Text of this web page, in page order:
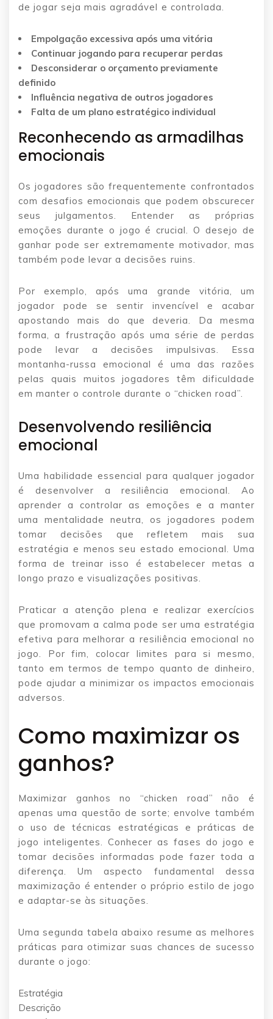
de jogar seja mais agradável e controlada.
Empolgação excessiva após uma vitória
Continuar jogando para recuperar perdas
Desconsiderar o orçamento previamente
definido
Influência negativa de outros jogadores
Falta de um plano estratégico individual
Reconhecendo as armadilhas
emocionais
Os jogadores são frequentemente confrontados
com desafios emocionais que podem obscurecer
seus julgamentos. Entender as próprias
emoções durante o jogo é crucial. O desejo de
ganhar pode ser extremamente motivador, mas
também pode levar a decisões ruins.
Por exemplo, após uma grande vitória, um
jogador pode se sentir invencível e acabar
apostando mais do que deveria. Da mesma
forma, a frustração após uma série de perdas
pode levar a decisões impulsivas. Essa
montanha-russa emocional é uma das razões
pelas quais muitos jogadores têm dificuldade
em manter o controle durante o “chicken road”.
Desenvolvendo resiliência
emocional
Uma habilidade essencial para qualquer jogador
é desenvolver a resiliência emocional. Ao
aprender a controlar as emoções e a manter
uma mentalidade neutra, os jogadores podem
tomar decisões que refletem mais sua
estratégia e menos seu estado emocional. Uma
forma de treinar isso é estabelecer metas a
longo prazo e visualizações positivas.
Praticar a atenção plena e realizar exercícios
que promovam a calma pode ser uma estratégia
efetiva para melhorar a resiliência emocional no
jogo. Por fim, colocar limites para si mesmo,
tanto em termos de tempo quanto de dinheiro,
pode ajudar a minimizar os impactos emocionais
adversos.
Como maximizar os
ganhos?
Maximizar ganhos no “chicken road” não é
apenas uma questão de sorte; envolve também
o uso de técnicas estratégicas e práticas de
jogo inteligentes. Conhecer as fases do jogo e
tomar decisões informadas pode fazer toda a
diferença. Um aspecto fundamental dessa
maximização é entender o próprio estilo de jogo
e adaptar-se às situações.
Uma segunda tabela abaixo resume as melhores
práticas para otimizar suas chances de sucesso
durante o jogo:
Estratégia
Descrição